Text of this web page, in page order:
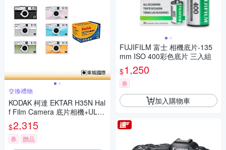
交換禮物
KODAK 柯達 EKTAR H35N Hal
f Film Camera 底片相機+ULTR
AMAX 400底片組
$2,315
券 贈品
FUJIFILM 富士 相機底片-135
mm ISO 400彩色底片 三入組
$1,250
券
加入購物車